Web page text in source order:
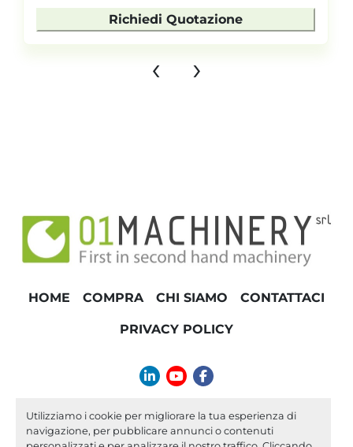
Utilizziamo i cookie per migliorare la tua esperienza di
navigazione, per pubblicare annunci o contenuti
Richiedi Quotazione
‹ ›
HOME COMPRA CHI SIAMO CONTATTACI
PRIVACY POLICY
linkedinyoutubefacebook
info@01machinery.com
Machinio Systemsito web diMachinio